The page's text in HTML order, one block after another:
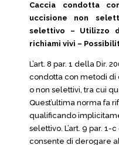
Caccia condotta
uccisione non
selettivo – Utilizzo
richiami vivi –
L’art. 8 par. 1 della Dir.
condotta con metodi di
o non selettivi, tra cui
Quest’ultima norma fa
qualificando
selettivo. L’art. 9 par.
consente di derogare